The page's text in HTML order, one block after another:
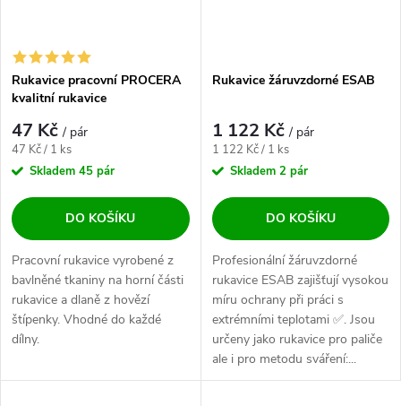
Rukavice pracovní PROCERA
kvalitní rukavice
47 Kč/ pár
Měrná cena:
47 Kč / 1 ks
Skladem 45 pár
DO KOŠÍKU
Pracovní rukavice vyrobené z
bavlněné tkaniny na horní části
rukavice a dlaně z hovězí
štípenky. Vhodné do každé
dílny.
Rukavice žáruvzdorné ESAB
1 122 Kč/ pár
Měrná cena:
1 122 Kč / 1 ks
Skladem 2 pár
DO KOŠÍKU
Profesionální žáruvzdorné
rukavice ESAB zajišťují vysokou
míru ochrany při práci s
extrémními teplotami ✅. Jsou
určeny jako rukavice pro paliče
ale i pro metodu sváření:...